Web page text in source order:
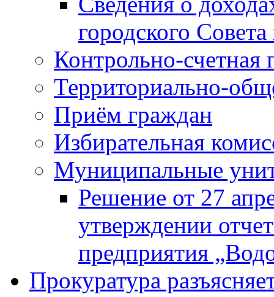
городского
Контрольно-счетная
Территориально-
Приём граждан
Избирательная
Муниципальные
Решение от 27
утверждении
предприятия
Прокуратура